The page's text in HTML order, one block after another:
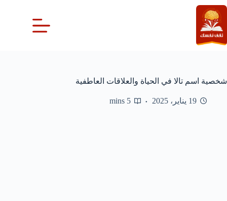
التجاوز
إلى
المحتوى
شخصية اسم تالا في الحياة والعلاقات العاطفية
19 يناير، 2025 5 mins